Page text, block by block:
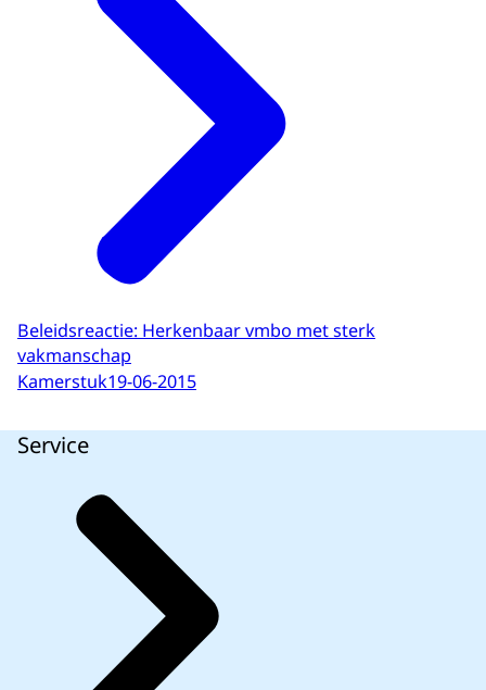
Beleidsreactie: Herkenbaar vmbo met sterk
vakmanschap
Kamerstuk19-06-2015
Service